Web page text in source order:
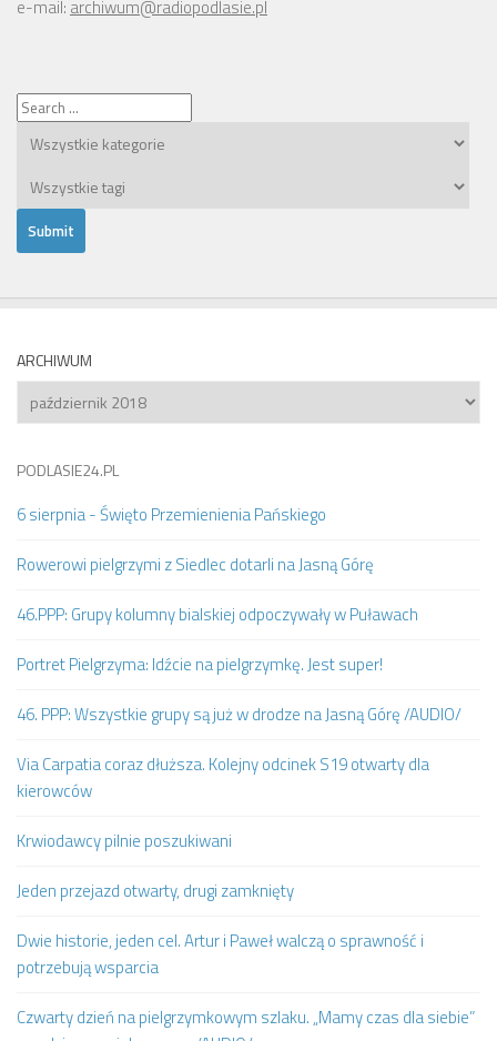
e-mail: archiwum@radiopodlasie.pl
ARCHIWUM
Archiwum
PODLASIE24.PL
6 sierpnia - Święto Przemienienia Pańskiego
Rowerowi pielgrzymi z Siedlec dotarli na Jasną Górę
46.PPP: Grupy kolumny bialskiej odpoczywały w Puławach
Portret Pielgrzyma: Idźcie na pielgrzymkę. Jest super!
46. PPP: Wszystkie grupy są już w drodze na Jasną Górę /AUDIO/
Via Carpatia coraz dłuższa. Kolejny odcinek S19 otwarty dla
kierowców
Krwiodawcy pilnie poszukiwani
Jeden przejazd otwarty, drugi zamknięty
Dwie historie, jeden cel. Artur i Paweł walczą o sprawność i
potrzebują wsparcia
Czwarty dzień na pielgrzymkowym szlaku. „Mamy czas dla siebie”